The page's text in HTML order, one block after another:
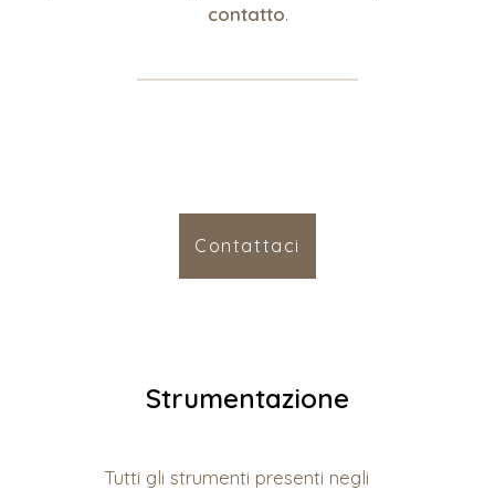
contatto.
Contattaci
Strumentazione
Tutti gli strumenti presenti negli